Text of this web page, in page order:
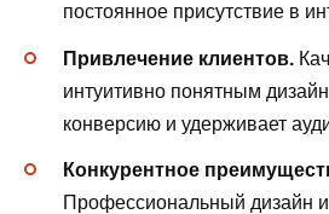
постоянное присутствие в
Привлечение клиентов.
интуитивно понятным
конверсию и удерживает
Конкурентное
Профессиональный дизайн